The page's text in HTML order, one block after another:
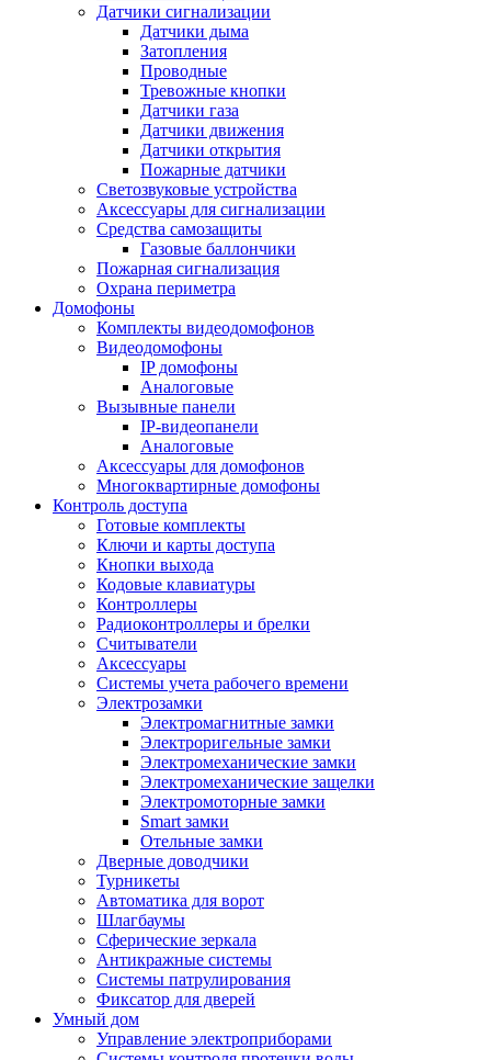
Датчики сигнализации
Датчики дыма
Затопления
Проводные
Тревожные кнопки
Датчики газа
Датчики движения
Датчики открытия
Пожарные датчики
Светозвуковые устройства
Аксессуары для сигнализации
Средства самозащиты
Газовые баллончики
Пожарная сигнализация
Охрана периметра
Домофоны
Комплекты видеодомофонов
Видеодомофоны
IP домофоны
Аналоговые
Вызывные панели
IP-видеопанели
Аналоговые
Аксессуары для домофонов
Многоквартирные домофоны
Контроль доступа
Готовые комплекты
Ключи и карты доступа
Кнопки выхода
Кодовые клавиатуры
Контроллеры
Радиоконтроллеры и брелки
Считыватели
Аксессуары
Системы учета рабочего времени
Электрозамки
Электромагнитные замки
Электроригельные замки
Электромеханические замки
Электромеханические защелки
Электромоторные замки
Smart замки
Отельные замки
Дверные доводчики
Турникеты
Автоматика для ворот
Шлагбаумы
Сферические зеркала
Антикражные системы
Системы патрулирования
Фиксатор для дверей
Умный дом
Управление электроприборами